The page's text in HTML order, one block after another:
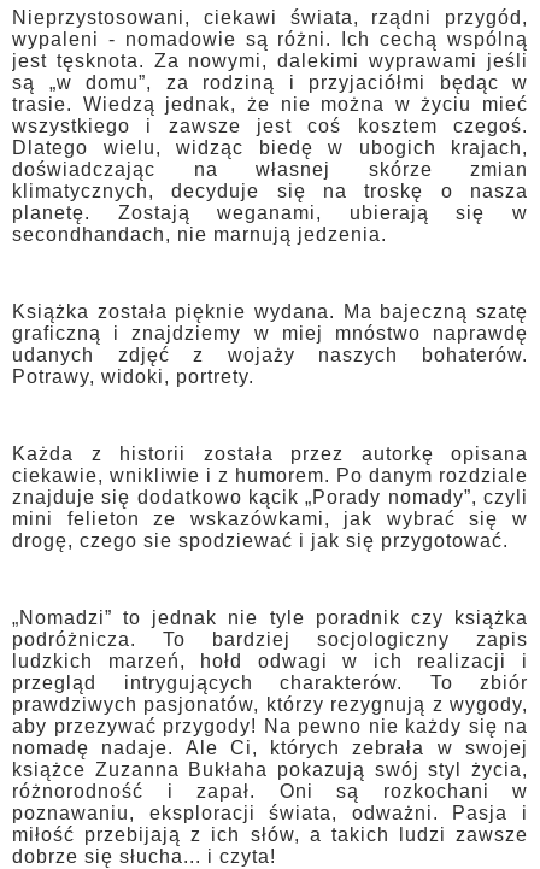
Nieprzystosowani, ciekawi świata, rządni przygód,
wypaleni - nomadowie są różni. Ich cechą wspólną
jest tęsknota. Za nowymi, dalekimi wyprawami jeśli
są „w domu”, za rodziną i przyjaciółmi będąc w
trasie. Wiedzą jednak, że nie można w życiu mieć
wszystkiego i zawsze jest coś kosztem czegoś.
Dlatego wielu, widząc biedę w ubogich krajach,
doświadczając na własnej skórze zmian
klimatycznych, decyduje się na troskę o nasza
planetę. Zostają weganami, ubierają się w
secondhandach, nie marnują jedzenia.
Książka została pięknie wydana. Ma bajeczną szatę
graficzną i znajdziemy w miej mnóstwo naprawdę
udanych zdjęć z wojaży naszych bohaterów.
Potrawy, widoki, portrety.
Każda z historii została przez autorkę opisana
ciekawie, wnikliwie i z humorem. Po danym rozdziale
znajduje się dodatkowo kącik „Porady nomady”, czyli
mini felieton ze wskazówkami, jak wybrać się w
drogę, czego sie spodziewać i jak się przygotować.
„Nomadzi” to jednak nie tyle poradnik czy książka
podróżnicza. To bardziej socjologiczny zapis
ludzkich marzeń, hołd odwagi w ich realizacji i
przegląd intrygujących charakterów. To zbiór
prawdziwych pasjonatów, którzy rezygnują z wygody,
aby przezywać przygody! Na pewno nie każdy się na
nomadę nadaje. Ale Ci, których zebrała w swojej
książce Zuzanna Bukłaha pokazują swój styl życia,
różnorodność i zapał. Oni są rozkochani w
poznawaniu, eksploracji świata, odważni. Pasja i
miłość przebijają z ich słów, a takich ludzi zawsze
dobrze się słucha... i czyta!